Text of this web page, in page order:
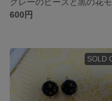
600円
SOLD